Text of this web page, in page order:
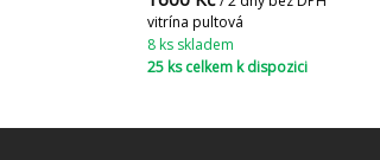
vitrína pultová
8 ks skladem
25 ks celkem k dispozici